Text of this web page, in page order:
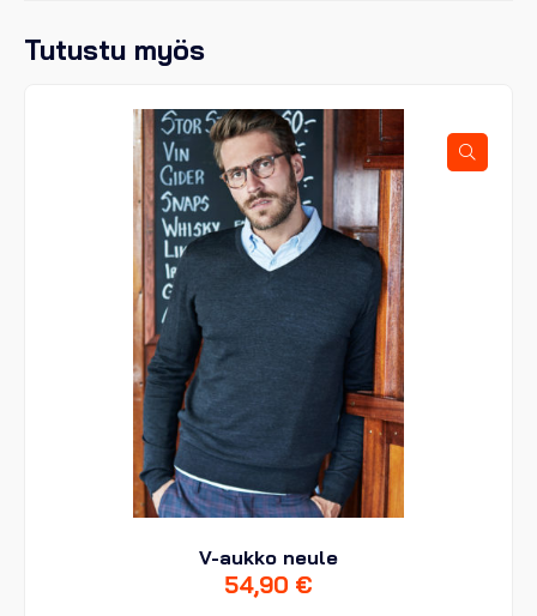
Tutustu myös
V-aukko neule
54,90 €